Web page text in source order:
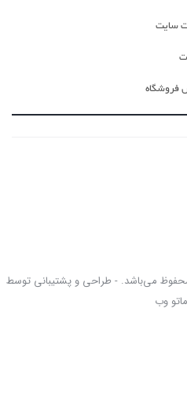
سایت
فروشگاه
می‌باشد. - طراحی و پشتیبانی توسط
وب